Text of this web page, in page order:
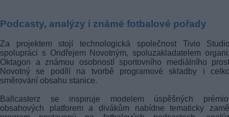
Podcasty, analýzy i známé fotbalové pořady
Za projektem stojí technologická společnost Tivio
spolupráci s Ondřejem Novotným, spoluzakladatelem
Oktagon a známou osobností sportovního mediálního
Novotný se podílí na tvorbě programové skladby i
směrování obsahu stanice.
Ballcasterz se inspiruje modelem úspěšných
obsahových platforem a divákům nabídne tematicky